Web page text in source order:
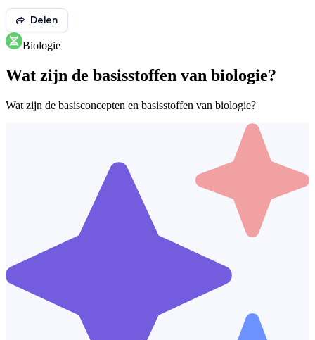
Delen
Biologie
Wat zijn de basisstoffen van biologie?
Wat zijn de basisconcepten en basisstoffen van biologie?